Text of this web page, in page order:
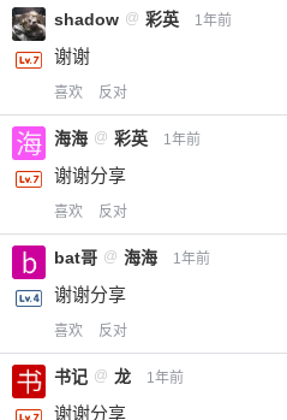
shadow @ 彩英 1年前
谢谢
喜欢 反对
海海 @ 彩英 1年前
谢谢分享
喜欢 反对
bat哥 @ 海海 1年前
谢谢分享
喜欢 反对
书记 @ 龙 1年前
谢谢分享